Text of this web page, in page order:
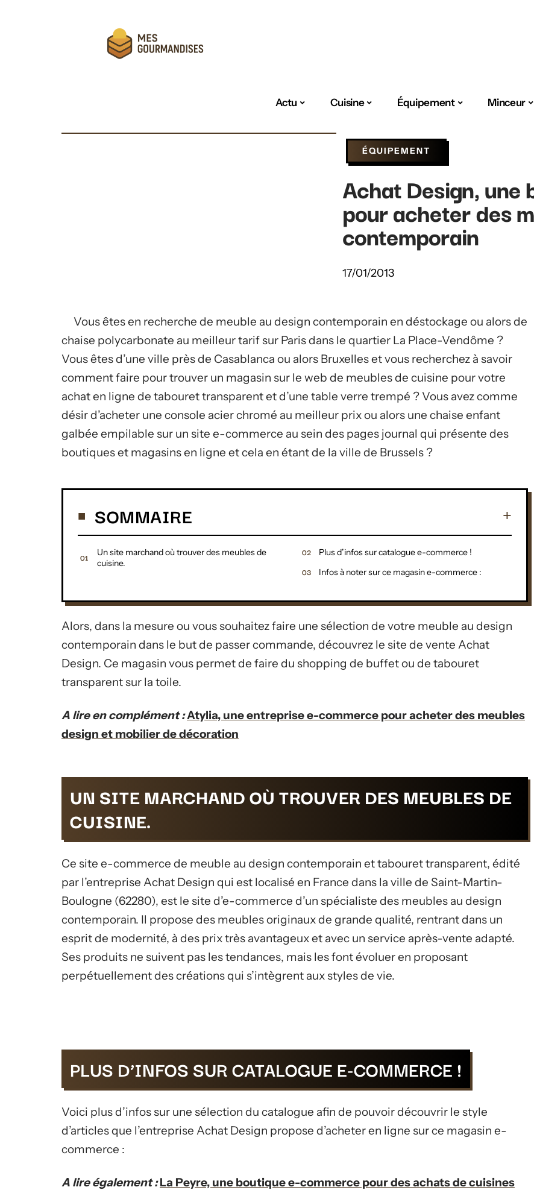
Actu Cuisine Équipement Minceur
ÉQUIPEMENT
Achat Design, une
pour acheter des
contemporain
17/01/2013
Vous êtes en recherche de meuble au design contemporain en déstockage ou alors de
chaise polycarbonate au meilleur tarif sur Paris dans le quartier La Place-Vendôme ?
Vous êtes d’une ville près de Casablanca ou alors Bruxelles et vous recherchez à savoir
comment faire pour trouver un magasin sur le web de meubles de cuisine pour votre
achat en ligne de tabouret transparent et d’une table verre trempé ? Vous avez comme
désir d’acheter une console acier chromé au meilleur prix ou alors une chaise enfant
galbée empilable sur un site e-commerce au sein des pages journal qui présente des
boutiques et magasins en ligne et cela en étant de la ville de Brussels ?
SOMMAIRE
Un site marchand où trouver des meubles de
cuisine.
Plus d’infos sur catalogue e-commerce !
Infos à noter sur ce magasin e-commerce :
Alors, dans la mesure ou vous souhaitez faire une sélection de votre meuble au design
contemporain dans le but de passer commande, découvrez le site de vente Achat
Design. Ce magasin vous permet de faire du shopping de buffet ou de tabouret
transparent sur la toile.
A lire en complément :Atylia, une entreprise e-commerce pour acheter des meubles
design et mobilier de décoration
UN SITE MARCHAND OÙ TROUVER DES MEUBLES DE
CUISINE.
Ce site e-commerce de meuble au design contemporain et tabouret transparent, édité
par l’entreprise Achat Design qui est localisé en France dans la ville de Saint-Martin-
Boulogne (62280), est le site d’e-commerce d’un spécialiste des meubles au design
contemporain. Il propose des meubles originaux de grande qualité, rentrant dans un
esprit de modernité, à des prix très avantageux et avec un service après-vente adapté.
Ses produits ne suivent pas les tendances, mais les font évoluer en proposant
perpétuellement des créations qui s’intègrent aux styles de vie.
PLUS D’INFOS SUR CATALOGUE E-COMMERCE !
Voici plus d’infos sur une sélection du catalogue afin de pouvoir découvrir le style
d’articles que l’entreprise Achat Design propose d’acheter en ligne sur ce magasin e-
commerce :
A lire également : La Peyre, une boutique e-commerce pour des achats de cuisines